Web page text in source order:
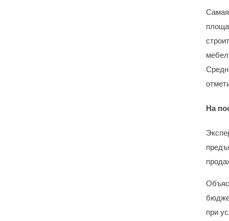
На
при